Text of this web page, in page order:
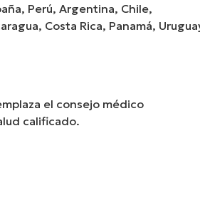
Perú, Argentina, Chile,
Costa Rica, Panamá,
el consejo médico
calificado.